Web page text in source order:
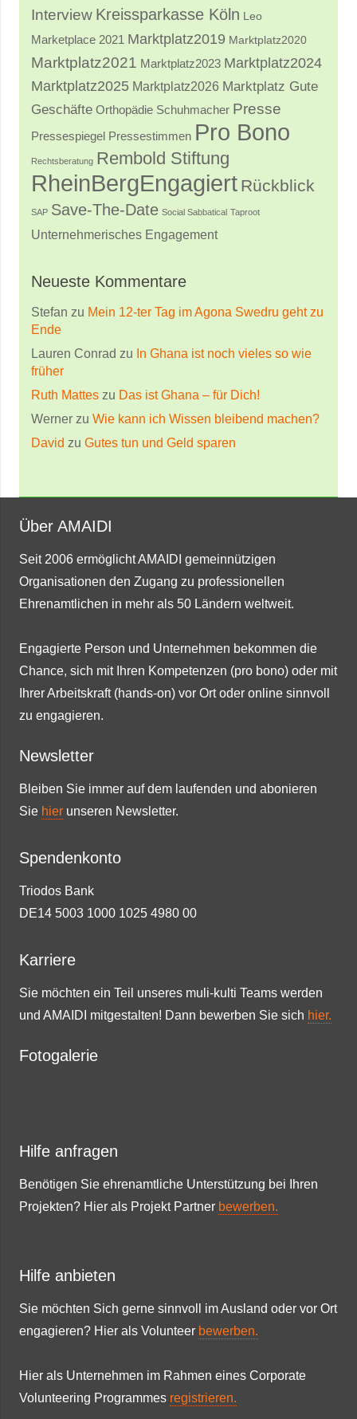
Interview Kreissparkasse Köln Leo
Marketplace 2021 Marktplatz2019 Marktplatz2020
Marktplatz2021 Marktplatz2023 Marktplatz2024
Marktplatz2025 Marktplatz2026 Marktplatz Gute
Geschäfte Orthopädie Schuhmacher Presse
Pressespiegel Pressestimmen Pro Bono
Rechtsberatung Rembold Stiftung
RheinBergEngagiert Rückblick
SAP Save-The-Date Social Sabbatical Taproot
Unternehmerisches Engagement
Neueste Kommentare
Stefan zu Mein 12-ter Tag im Agona Swedru geht zu
Ende
Lauren Conrad zu In Ghana ist noch vieles so wie
früher
Ruth Mattes zu Das ist Ghana – für Dich!
Werner zu Wie kann ich Wissen bleibend machen?
David zu Gutes tun und Geld sparen
Über AMAIDI
Seit 2006 ermöglicht AMAIDI gemeinnützigen
Organisationen den Zugang zu professionellen
Ehrenamtlichen in mehr als 50 Ländern weltweit.
Engagierte Person und Unternehmen bekommen die
Chance, sich mit Ihren Kompetenzen (pro bono) oder mit
Ihrer Arbeitskraft (hands-on) vor Ort oder online sinnvoll
zu engagieren.
Newsletter
Bleiben Sie immer auf dem laufenden und abonieren
Sie hier unseren Newsletter.
Spendenkonto
Triodos Bank
DE14 5003 1000 1025 4980 00
Karriere
Sie möchten ein Teil unseres muli-kulti Teams werden
und AMAIDI mitgestalten! Dann bewerben Sie sich hier.
Fotogalerie
Hilfe anfragen
Benötigen Sie ehrenamtliche Unterstützung bei Ihren
Projekten? Hier als Projekt Partner bewerben.
Hilfe anbieten
Sie möchten Sich gerne sinnvoll im Ausland oder vor Ort
engagieren? Hier als Volunteer bewerben.
Hier als Unternehmen im Rahmen eines Corporate
Volunteering Programmes registrieren.